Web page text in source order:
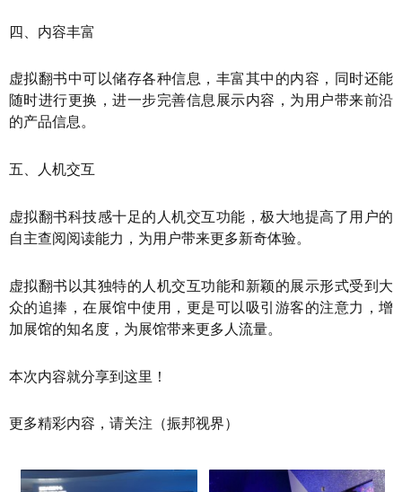
四、内容丰富
虚拟翻书中可以储存各种信息，丰富其中的内容，同时还能
随时进行更换，进一步完善信息展示内容，为用户带来前沿
的产品信息。
五、人机交互
虚拟翻书科技感十足的人机交互功能，极大地提高了用户的
自主查阅阅读能力，为用户带来更多新奇体验。
虚拟翻书以其独特的人机交互功能和新颖的展示形式受到大
众的追捧，在展馆中使用，更是可以吸引游客的注意力，增
加展馆的知名度，为展馆带来更多人流量。
本次内容就分享到这里！
更多精彩内容，请关注（振邦视界）